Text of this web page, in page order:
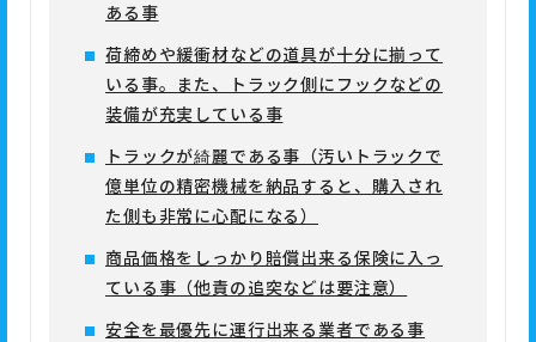
ある事
荷締めや緩衝材などの道具が十分に揃って
いる事。また、トラック側にフックなどの
装備が充実している事
トラックが綺麗である事（汚いトラックで
億単位の精密機械を納品すると、購入され
た側も非常に心配になる）
商品価格をしっかり賠償出来る保険に入っ
ている事（他責の追突などは要注意）
安全を最優先に運行出来る業者である事